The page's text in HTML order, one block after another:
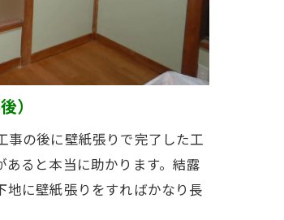
）
事の後に壁紙張りで完了した工
ると本当に助かります。結露
地に壁紙張りをすればかなり長